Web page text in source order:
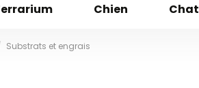
Chien Chat
Substrats et engrais